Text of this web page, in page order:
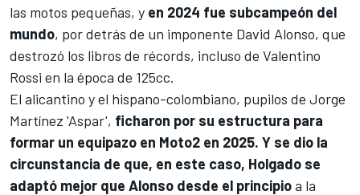
las motos pequeñas, y en 2024 fue subcampeón del
mundo, por detrás de un imponente David Alonso, que
destrozó los libros de récords, incluso de Valentino
Rossi en la época de 125cc.
El alicantino y el hispano-colombiano, pupilos de Jorge
Martínez 'Aspar', ficharon por su estructura para
formar un equipazo en Moto2 en 2025. Y se dio la
circunstancia de que, en este caso, Holgado se
adaptó mejor que Alonso desde el principioa la